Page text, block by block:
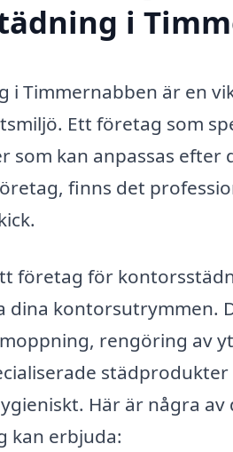
i
i Timmernabben är en
Ett företag som
som kan anpassas
finns det
företag för
dina kontorsutrymmen.
rengöring av
Här är några
kan erbjuda: